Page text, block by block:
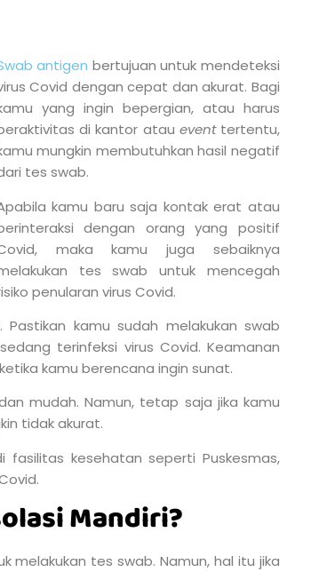
antigen bertujuan untuk mendeteksi
Covid dengan cepat dan akurat. Bagi
yang ingin bepergian, atau harus
di kantor atau event tertentu,
mungkin membutuhkan hasil negatif
tes swab.
kamu baru saja kontak erat atau
dengan orang yang positif
maka kamu juga sebaiknya
tes swab untuk mencegah
penularan virus Covid.
kamu sudah melakukan swab
terinfeksi virus Covid. Keamanan
kamu berencana ingin sunat.
mudah. Namun, tetap saja jika kamu
tidak akurat.
fasilitas kesehatan seperti Puskesmas,
Mandiri?
melakukan tes swab. Namun, hal itu jika